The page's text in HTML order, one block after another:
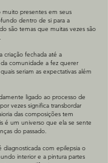
presentes em seus
dentro de si para a
são temas que muitas vezes são
criação fechada até a
comunidade a fez querer
seriam as expectativas além
ligado ao processo de
vezes significa transbordar
das composições tem
é um universo que ela se sente
do passado.
diagnosticada com epilepsia o
interior e a pintura partes